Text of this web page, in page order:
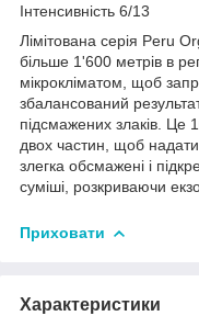
Інтенсивність 6/13
Лімітована серія Peru
більше 1'600 метрів в
мікрокліматом, щоб
збалансований
підсмажених злаків. Це
двох частин, щоб
злегка обсмажені і
суміші, розкриваючи
Приховати
Характеристики